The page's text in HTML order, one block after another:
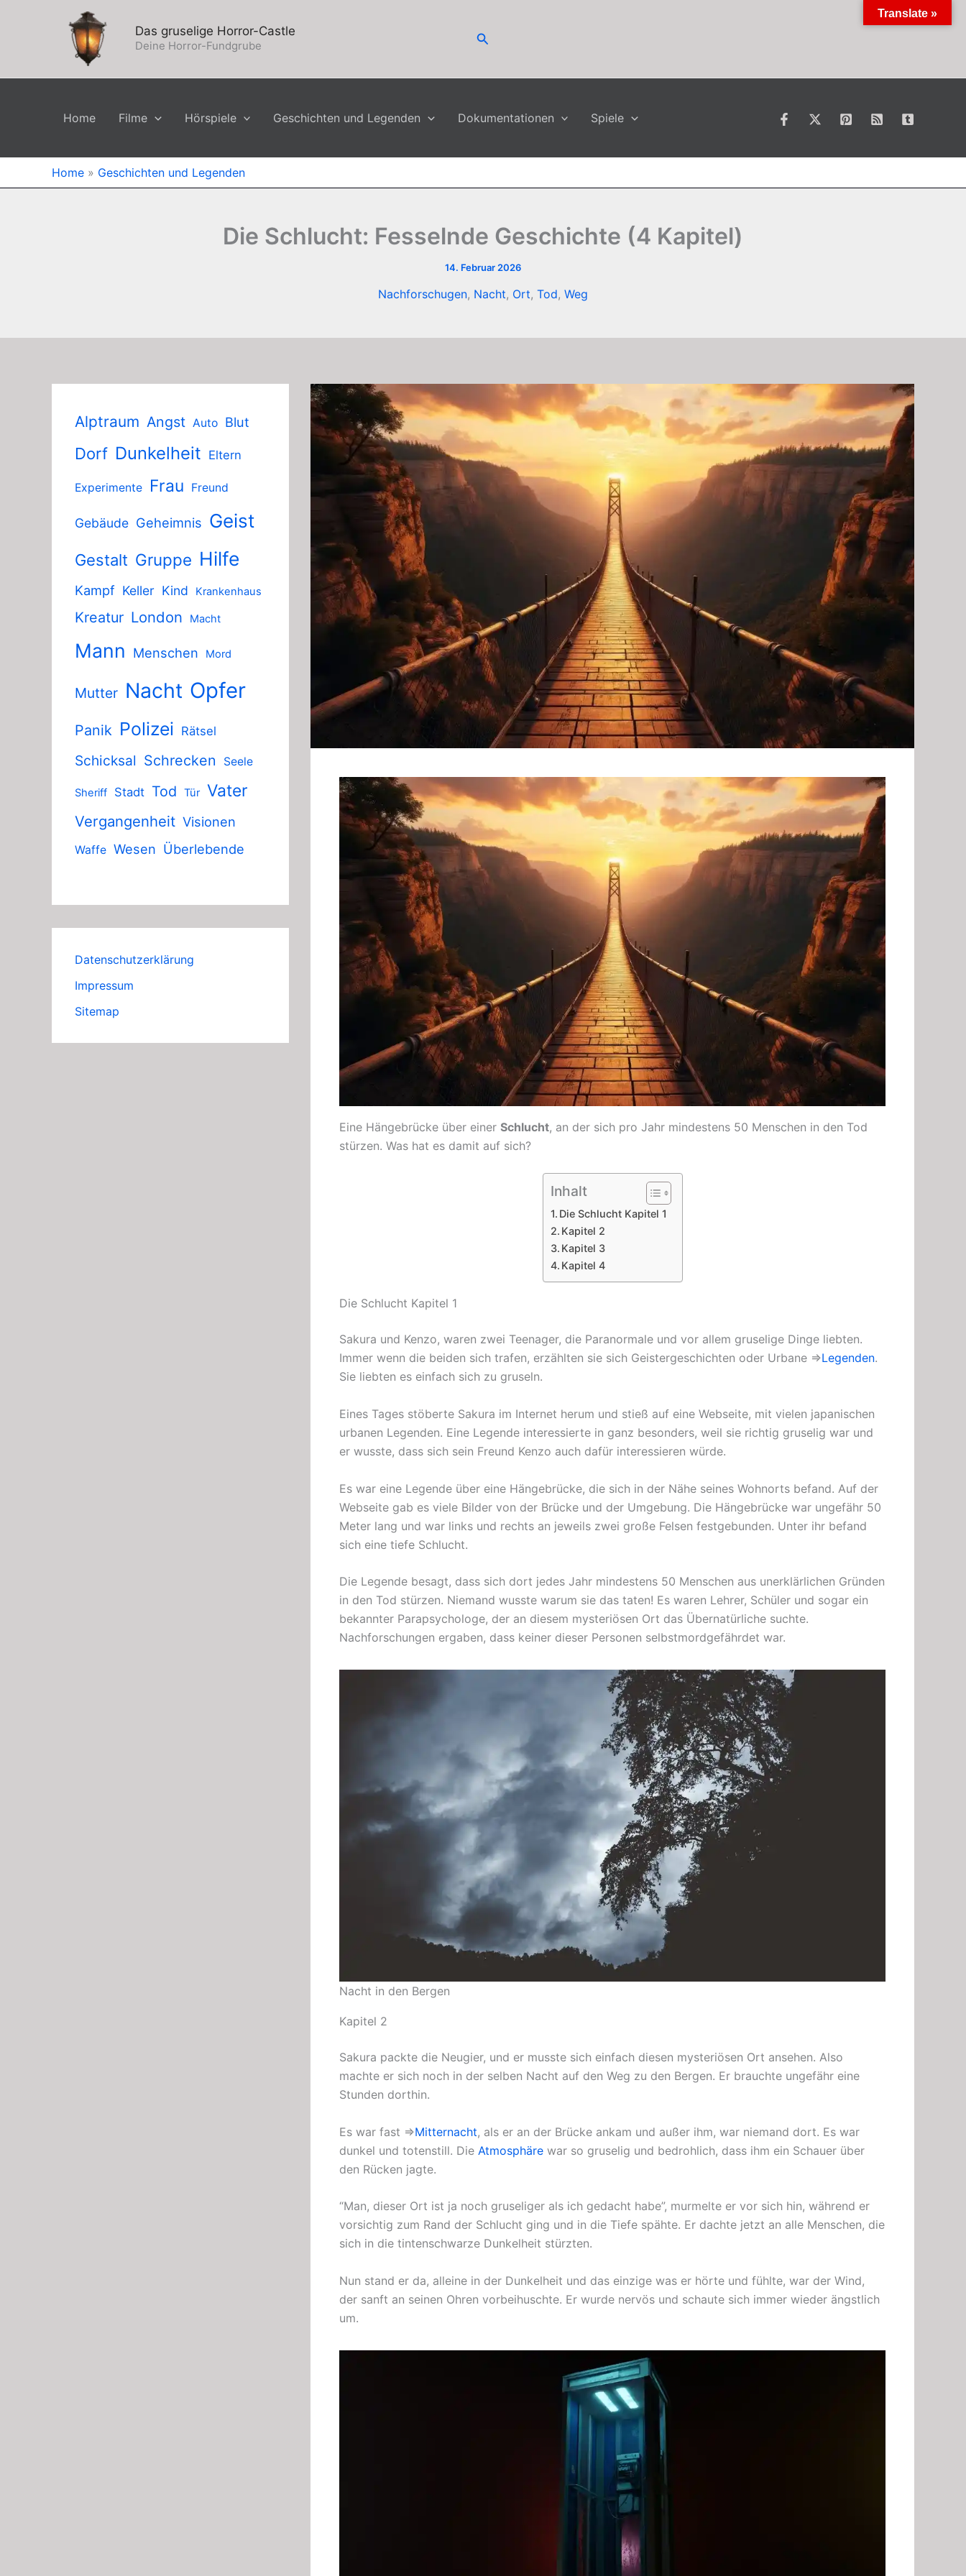
Das gruselige Horror-Castle
Deine Horror-Fundgrube
Suchen
Home Filme Hörspiele Geschichten und Legenden Dokumentationen Spiele
Home » Geschichten und Legenden
Die Schlucht: Fesselnde Geschichte (4 Kapitel)
14. Februar 2026
Nachforschugen, Nacht, Ort, Tod, Weg
Alptraum Angst Auto Blut
Dorf Dunkelheit Eltern
Experimente Frau Freund
Gebäude Geheimnis Geist
Gestalt Gruppe Hilfe
Kampf Keller Kind Krankenhaus
Kreatur London Macht
Mann Menschen Mord
Mutter Nacht Opfer
Panik Polizei Rätsel
Schicksal Schrecken Seele
Sheriff Stadt Tod Tür Vater
Vergangenheit Visionen
Waffe Wesen Überlebende
Datenschutzerklärung
Impressum
Sitemap
Eine Hängebrücke über einer Schlucht, an der sich pro Jahr mindestens 50 Menschen in den Tod
stürzen. Was hat es damit auf sich?
Inhalt
Die Schlucht Kapitel 1
Kapitel 2
Kapitel 3
Kapitel 4
Die Schlucht Kapitel 1
Sakura und Kenzo, waren zwei Teenager, die Paranormale und vor allem gruselige Dinge liebten.
Immer wenn die beiden sich trafen, erzählten sie sich Geistergeschichten oder Urbane ⇒Legenden.
Sie liebten es einfach sich zu gruseln.
Eines Tages stöberte Sakura im Internet herum und stieß auf eine Webseite, mit vielen japanischen
urbanen Legenden. Eine Legende interessierte in ganz besonders, weil sie richtig gruselig war und
er wusste, dass sich sein Freund Kenzo auch dafür interessieren würde.
Es war eine Legende über eine Hängebrücke, die sich in der Nähe seines Wohnorts befand. Auf der
Webseite gab es viele Bilder von der Brücke und der Umgebung. Die Hängebrücke war ungefähr 50
Meter lang und war links und rechts an jeweils zwei große Felsen festgebunden. Unter ihr befand
sich eine tiefe Schlucht.
Die Legende besagt, dass sich dort jedes Jahr mindestens 50 Menschen aus unerklärlichen Gründen
in den Tod stürzen. Niemand wusste warum sie das taten! Es waren Lehrer, Schüler und sogar ein
bekannter Parapsychologe, der an diesem mysteriösen Ort das Übernatürliche suchte.
Nachforschungen ergaben, dass keiner dieser Personen selbstmordgefährdet war.
Nacht in den Bergen
Kapitel 2
Sakura packte die Neugier, und er musste sich einfach diesen mysteriösen Ort ansehen. Also
machte er sich noch in der selben Nacht auf den Weg zu den Bergen. Er brauchte ungefähr eine
Stunden dorthin.
Es war fast ⇒Mitternacht, als er an der Brücke ankam und außer ihm, war niemand dort. Es war
dunkel und totenstill. Die Atmosphäre war so gruselig und bedrohlich, dass ihm ein Schauer über
den Rücken jagte.
“Man, dieser Ort ist ja noch gruseliger als ich gedacht habe”, murmelte er vor sich hin, während er
vorsichtig zum Rand der Schlucht ging und in die Tiefe spähte. Er dachte jetzt an alle Menschen, die
sich in die tintenschwarze Dunkelheit stürzten.
Nun stand er da, alleine in der Dunkelheit und das einzige was er hörte und fühlte, war der Wind,
der sanft an seinen Ohren vorbeihuschte. Er wurde nervös und schaute sich immer wieder ängstlich
um.
Translate »